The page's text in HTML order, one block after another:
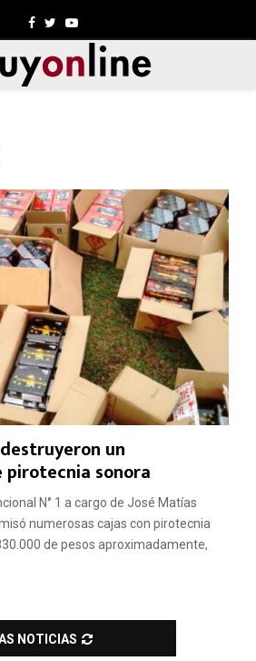
Facebook
TwitterYoutube
un
sonora
N° 1 a cargo de José Matías
numerosas cajas con pirotecnia
de pesos aproximadamente,
NOTICIAS